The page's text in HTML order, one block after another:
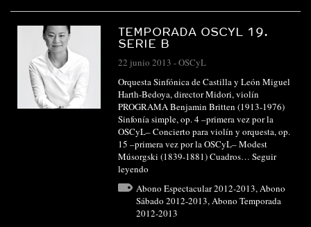
TEMPORADA OSCYL 19.
SERIE B
22 junio 2013 -OSCyL
Orquesta Sinfónica de Castilla y León Miguel
Harth-Bedoya, director Midori, violín
PROGRAMA Benjamin Britten (1913-1976)
Sinfonía simple, op. 4 –primera vez por la
OSCyL– Concierto para violín y orquesta, op.
15 –primera vez por la OSCyL– Modest
Músorgski (1839-1881) Cuadros… Seguir
leyendo
Abono Espectacular 2012-2013,Abono
Sábado 2012-2013,Abono Temporada
2012-2013